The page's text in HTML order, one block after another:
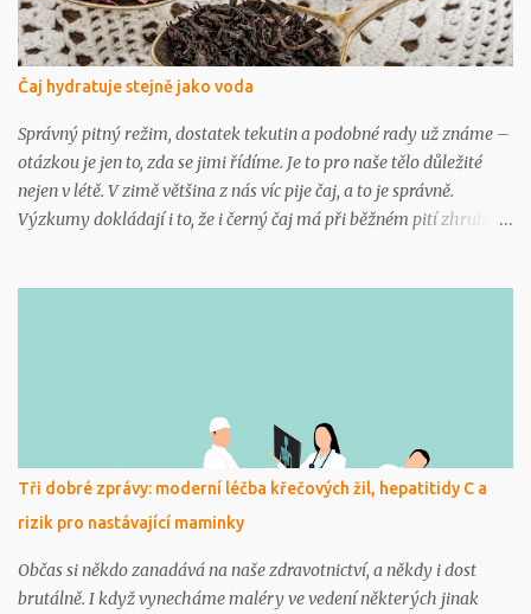
přednosta Ústavu lékařské biochemie a laboratorní diagnostiky
LF UK popisuje jeden ze zážitků: "Uprostřed letu mezi Amerikou a
Evropou se jednomu cestujícímu udělalo špatně a vypadalo to na
infarkt. S anamnézou, EKG přístrojem, který byl na palubě, a po
diskusi s kapitánem se pokračovalo v letu, protože na obě strany
bylo stejně daleko. Za hodinu se mu udělalo lépe a usoudi...
Čaj hydratuje stejně jako voda
Správný pitný režim, dostatek tekutin a podobné rady už známe –
otázkou je jen to, zda se jimi řídíme. Je to pro naše tělo důležité
nejen v létě. V zimě většina z nás víc pije čaj, a to je správně.
Výzkumy dokládají i to, že i černý čaj má při běžném pití zhruba
odpovídalo zhruba až šesti čtvrtlitrovým šálkům čaje denně. A
tolik vypije jen málokdo. Možná v Čině? „Běžná konzumace čaje
přispívá k dennímu příjmu tekutin. Močopudný efekt kofeinu se
projeví až při velmi vysoké konzumaci silného čaje, zejména u
osob, které na jeho konzumaci nejsou zvyklí. Dehydratace by
hrozila př...
Tři dobré zprávy: moderní léčba křečových žil, hepatitidy C a
rizik pro nastávající maminky
Občas si někdo zanadává na naše zdravotnictví, a někdy i dost
brutálně. I když vynecháme maléry ve vedení některých jinak